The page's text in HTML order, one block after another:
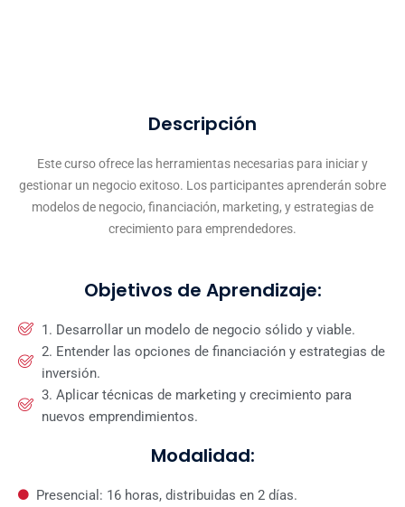
Descripción
Este curso ofrece las herramientas necesarias para iniciar y
gestionar un negocio exitoso. Los participantes aprenderán sobre
modelos de negocio, financiación, marketing, y estrategias de
crecimiento para emprendedores.
Objetivos de Aprendizaje:
1. Desarrollar un modelo de negocio sólido y viable.
2. Entender las opciones de financiación y estrategias de
inversión.
3. Aplicar técnicas de marketing y crecimiento para
nuevos emprendimientos.
Modalidad:
Presencial: 16 horas, distribuidas en 2 días.